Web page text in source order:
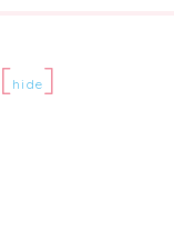
[hide]